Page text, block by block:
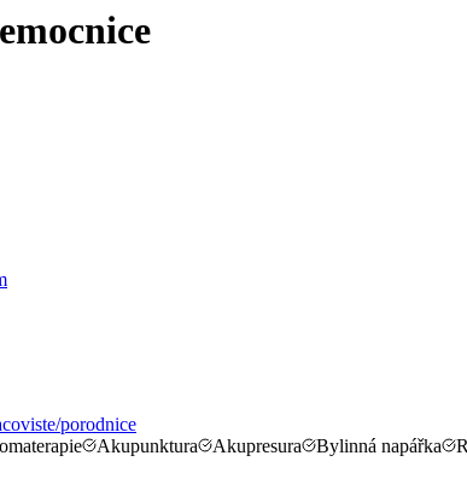
porodnice
Akupunktura Akupresura Bylinná napářka